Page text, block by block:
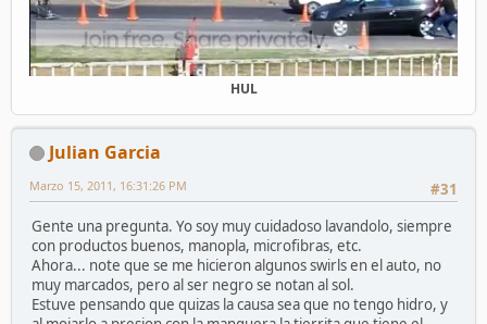
HUL
Julian Garcia
#31
Marzo 15, 2011, 16:31:26 PM
Gente una pregunta. Yo soy muy cuidadoso lavandolo, siempre
con productos buenos, manopla, microfibras, etc.
Ahora... note que se me hicieron algunos swirls en el auto, no
muy marcados, pero al ser negro se notan al sol.
Estuve pensando que quizas la causa sea que no tengo hidro, y